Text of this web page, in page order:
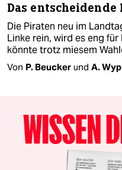
Das entscheidende
Die Piraten neu im
Linke rein, wird es eng für
könnte trotz miesem
Von P. Beucker und A.